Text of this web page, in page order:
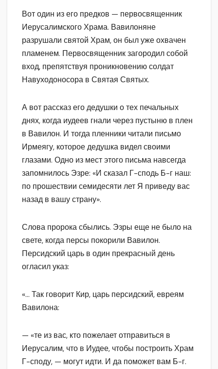
Вот один из его предков — первосвященник
Иерусалимского Храма. Вавилоняне
разрушали святой Храм, он был уже охвачен
пламенем. Первосвященник загородил собой
вход, препятствуя проникновению солдат
Навуходоносора в Святая Святых.
А вот рассказ его дедушки о тех печальных
днях, когда иудеев гнали через пустыню в плен
в Вавилон. И тогда пленники читали письмо
Ирмеягу, которое дедушка видел своими
глазами. Одно из мест этого письма навсегда
запомнилось Эзре: «И сказал Г-сподь Б-г наш:
по прошествии семидесяти лет Я приведу вас
назад в вашу страну».
Слова пророка сбылись. Эзры еще не было на
свете, когда персы покорили Вавилон.
Персидский царь в один прекрасный день
огласил указ:
«… Так говорит Кир, царь персидский, евреям
Вавилона:
— «те из вас, кто пожелает отправиться в
Иерусалим, что в Иудее, чтобы построить Храм
Г-споду, — могут идти. И да поможет вам Б-г.